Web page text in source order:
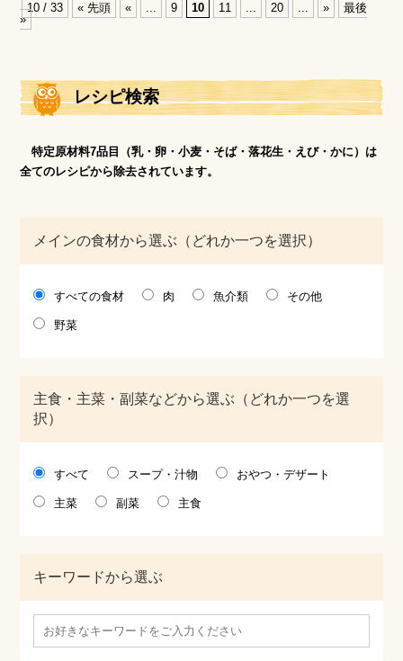
10 / 33 « 先頭 « 9 10 11 20 »
最後
»
レシピ検索
特定原材料7品目（乳・卵・小麦・そば・落花生・えび・かに）は
全てのレシピから除去されています。
メインの食材から選ぶ（どれか一つを選択）
すべての食材 肉 魚介類 その他
野菜
主食・主菜・副菜などから選ぶ（どれか一つを選
択）
すべて スープ・汁物 おやつ・デザート
主菜 副菜 主食
キーワードから選ぶ